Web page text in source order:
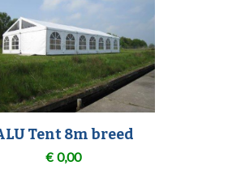
Tent 8m breed
€ 0,00